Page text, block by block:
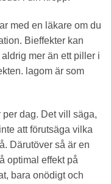
med en läkare om du
Bieffekter kan
mer än ett piller i
lagom är som
dag. Det vill säga,
att förutsäga vilka
Därutöver så är en
optimal effekt på
bara onödigt och